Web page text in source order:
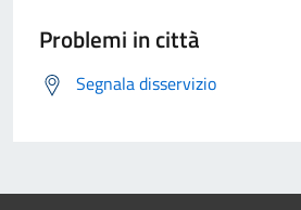
Problemi in città
Segnala disservizio